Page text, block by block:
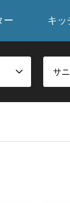
ー キッ